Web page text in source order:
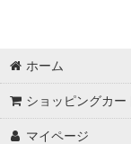
ホーム
ショッピングカー
マイページ